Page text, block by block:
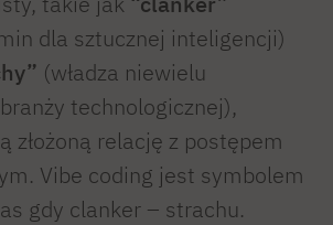
dla sztucznej inteligencji)
(władza niewielu
technologicznej),
złożoną relację z postępem
Vibe coding jest symbolem
gdy clanker – strachu.